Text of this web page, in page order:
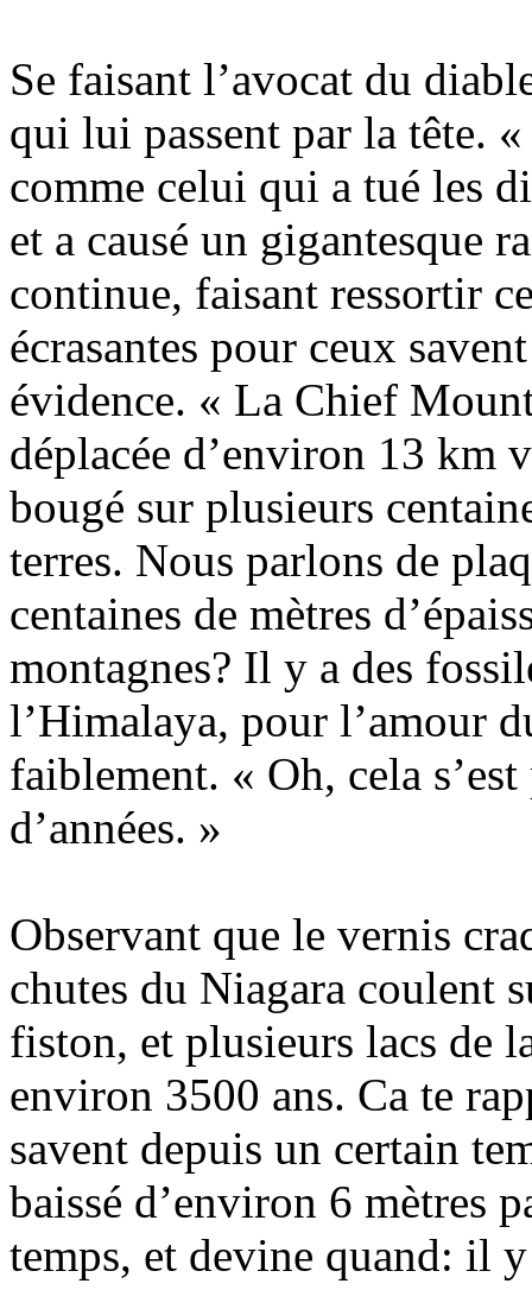
Se faisant l’avocat du
qui lui passent par la tête.
comme celui qui a tué les
et a causé un gigantesque
continue, faisant ressortir
écrasantes pour ceux
évidence. « La Chief
déplacée d’environ 13 km
bougé sur plusieurs
terres. Nous parlons de
centaines de mètres
montagnes? Il y a des
l’Himalaya, pour l’amour
faiblement. « Oh, cela
d’années. »
Observant que le vernis
chutes du Niagara coulent
fiston, et plusieurs lacs de
environ 3500 ans. Ca te
savent depuis un certain
baissé d’environ 6 mètres
temps, et devine quand: il